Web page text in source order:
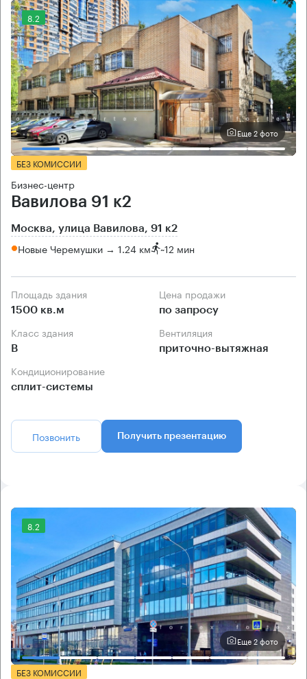
8.2
Еще 2 фото
БЕЗ КОМИССИИ
Бизнес-центр
Вавилова 91 к2
Москва, улица Вавилова, 91 к2
Новые Черемушки → 1.24 км ~12 мин
Площадь здания
1500 кв.м
Цена продажи
по запросу
Класс здания
B
Вентиляция
приточно-вытяжная
Кондиционирование
сплит-системы
Позвонить Получить презентацию
8.2
Еще 2 фото
БЕЗ КОМИССИИ